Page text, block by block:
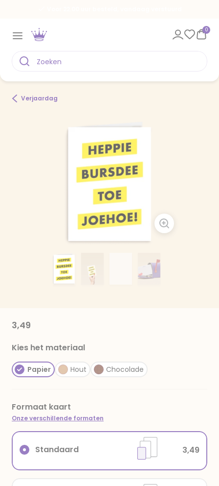
0
Verjaardag
3,49
Kies het materiaal
Papier Hout Chocolade
Formaat kaart
Onze verschillende formaten
Standaard 3,49